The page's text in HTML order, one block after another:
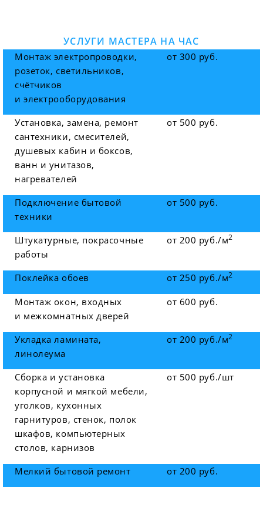
УСЛУГИ МАСТЕРА НА ЧАС
Монтаж электропроводки,
розеток, светильников,
счётчиков
и электрооборудования
от 300 руб.
Установка, замена, ремонт
сантехники, смесителей,
душевых кабин и боксов,
ванн и унитазов,
нагревателей
от 500 руб.
Подключение бытовой
техники
от 500 руб.
Штукатурные, покрасочные
работы
от 200 руб./м2
Поклейка обоев от 250 руб./м2
Монтаж окон, входных
и межкомнатных дверей
от 600 руб.
Укладка ламината,
линолеума
от 200 руб./м2
Сборка и установка
корпусной и мягкой мебели,
уголков, кухонных
гарнитуров, стенок, полок
шкафов, компьютерных
столов, карнизов
от 500 руб./шт
Мелкий бытовой ремонт от 200 руб.